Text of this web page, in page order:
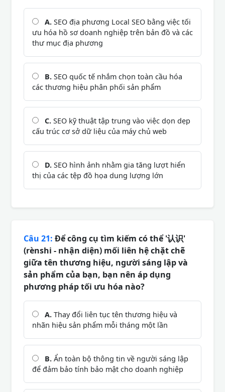
A. SEO địa phương Local SEO bằng việc tối
ưu hóa hồ sơ doanh nghiệp trên bản đồ và các
thư mục địa phương
B. SEO quốc tế nhắm chọn toàn cầu hóa
các thương hiệu phân phối sản phẩm
C. SEO kỹ thuật tập trung vào việc dọn dẹp
cấu trúc cơ sở dữ liệu của máy chủ web
D. SEO hình ảnh nhằm gia tăng lượt hiển
thị của các tệp đồ họa dung lượng lớn
Câu 21: Để công cụ tìm kiếm có thể '认识'
(rènshi - nhận diện) mối liên hệ chặt chẽ
giữa tên thương hiệu, người sáng lập và
sản phẩm của bạn, bạn nên áp dụng
phương pháp tối ưu hóa nào?
A. Thay đổi liên tục tên thương hiệu và
nhãn hiệu sản phẩm mỗi tháng một lần
B. Ẩn toàn bộ thông tin về người sáng lập
để đảm bảo tính bảo mật cho doanh nghiệp